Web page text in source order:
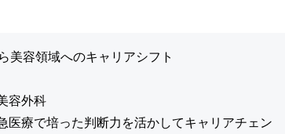
容領域へのキャリアシフト
容外科
医療で培った判断力を活かしてキャリアチェン